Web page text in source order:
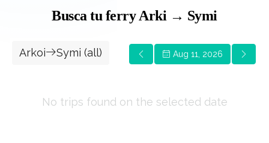
Busca tu ferry Arki → Symi